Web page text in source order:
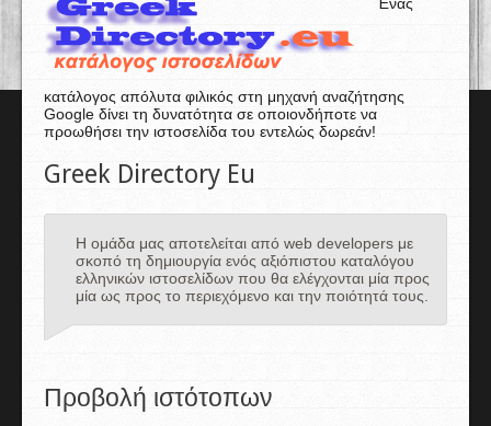
κατάλογος απόλυτα φιλικός στη μηχανή αναζήτησης
Google δίνει τη δυνατότητα σε οποιονδήποτε να
προωθήσει την ιστοσελίδα του εντελώς δωρεάν!
Greek Directory Eu
Η ομάδα μας αποτελείται από web developers με
σκοπό τη δημιουργία ενός αξιόπιστου καταλόγου
ελληνικών ιστοσελίδων που θα ελέγχονται μία προς
μία ως προς το περιεχόμενο και την ποιότητά τους.
Προβολή ιστότοπων